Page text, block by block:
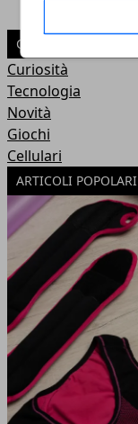
CATEGORIE
Curiosità
Tecnologia
Novità
Giochi
Cellulari
ARTICOLI POPOLARI